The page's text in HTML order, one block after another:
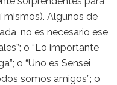
mismos). Algunos de
no es necesario ese
o “Lo importante
o “Uno es Sensei
somos amigos”; o